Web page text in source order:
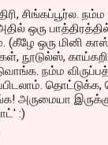
சிங்கப்பூர்ல. நம்ம
ஒரு
(கீழே ஒரு மினி
நூடுல்ஸ்,
நம்ம
அருமையா
:)